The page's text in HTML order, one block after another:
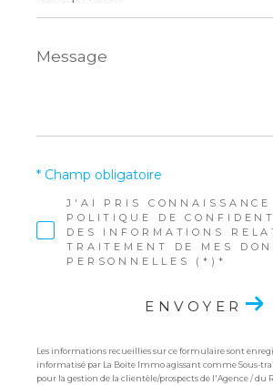
Message
*
J'AI PRIS CONNAISSANCE
POLITIQUE DE
DES INFORMATIONS
TRAITEMENT DE MES
PERSONNELLES (*)*
* Champ obligatoire
ENVOYER
Les informations recueillies sur ce formulaire sont
informatisé par La Boite Immo agissant comme Sous-
pour la gestion de la clientèle/prospects de l'Agence / du